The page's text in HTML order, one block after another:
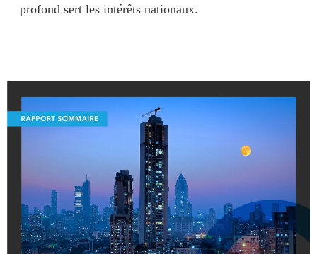
profond sert les intérêts nationaux.